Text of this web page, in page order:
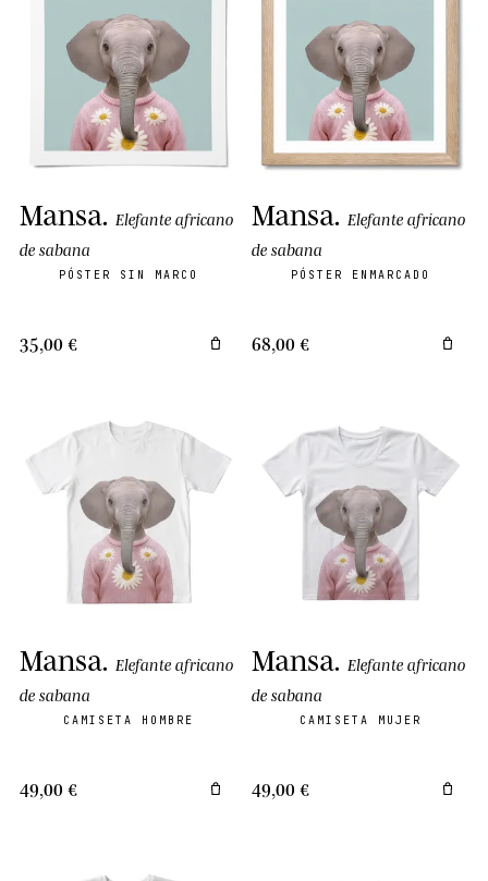
Mansa. Elefante africano
de sabana
PÓSTER SIN MARCO
35,00 €
Mansa. Elefante africano
de sabana
PÓSTER ENMARCADO
68,00 €
Mansa. Elefante africano
de sabana
CAMISETA HOMBRE
49,00 €
Mansa. Elefante africano
de sabana
CAMISETA MUJER
49,00 €